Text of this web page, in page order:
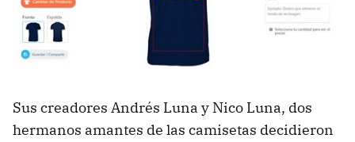
Sus creadores Andrés Luna y Nico Luna, dos
hermanos amantes de las camisetas decidieron